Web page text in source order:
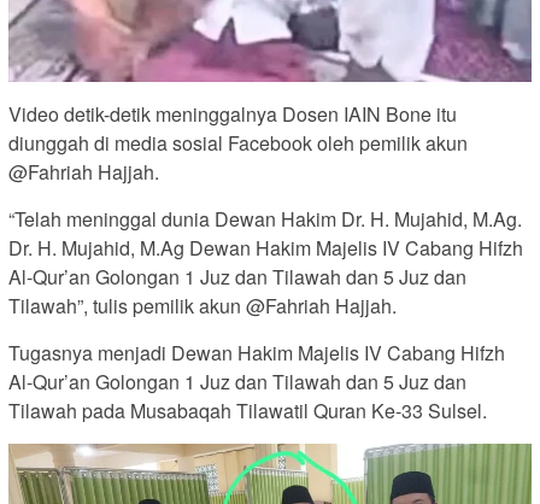
Video detik-detik meninggalnya Dosen IAIN Bone itu
diunggah di media sosial Facebook oleh pemilik akun
@Fahriah Hajjah.
“Telah meninggal dunia Dewan Hakim Dr. H. Mujahid, M.Ag.
Dr. H. Mujahid, M.Ag Dewan Hakim Majelis IV Cabang Hifzh
Al-Qur’an Golongan 1 Juz dan Tilawah dan 5 Juz dan
Tilawah”, tulis pemilik akun @Fahriah Hajjah.
Tugasnya menjadi Dewan Hakim Majelis IV Cabang Hifzh
Al-Qur’an Golongan 1 Juz dan Tilawah dan 5 Juz dan
Tilawah pada Musabaqah Tilawatil Quran Ke-33 Sulsel.